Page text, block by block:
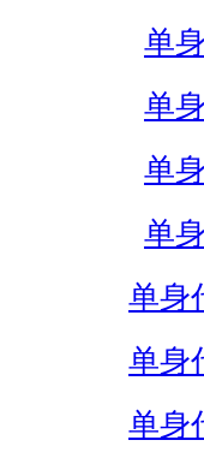
单
单
单
单
单身
单身
单身